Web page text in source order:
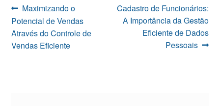
Navegação
de
Post
Post
anterior:
Maximizando o
Potencial de Vendas
Através do Controle de
Vendas Eficiente
Próximo
post:
Cadastro de Funcionários:
A Importância da Gestão
Eficiente de Dados
Pessoais